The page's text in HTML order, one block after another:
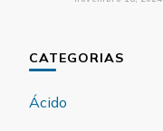
CATEGORIAS
Ácido